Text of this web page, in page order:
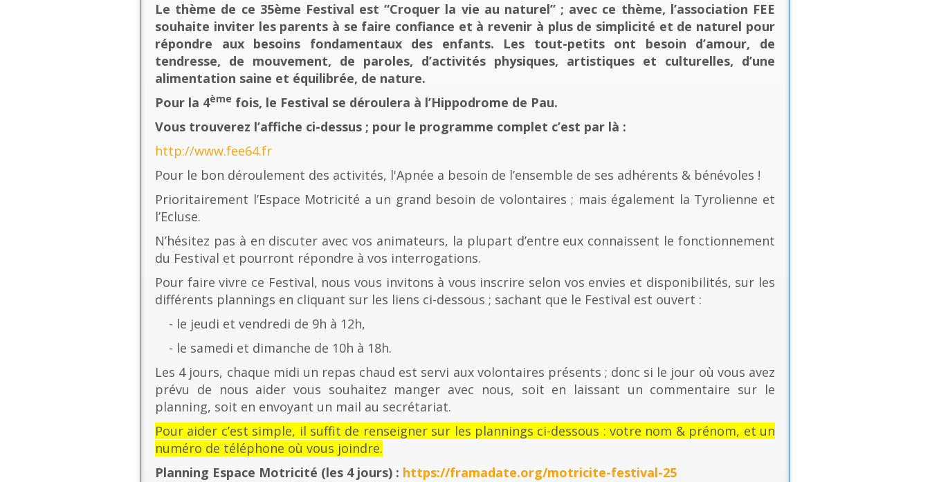
Le thème de ce 35ème Festival est “Croquer la vie au naturel” ; avec ce thème, l’association FEE
souhaite inviter les parents à se faire confiance et à revenir à plus de simplicité et de naturel pour
répondre aux besoins fondamentaux des enfants. Les tout-petits ont besoin d’amour, de
tendresse, de mouvement, de paroles, d’activités physiques, artistiques et culturelles, d’une
alimentation saine et équilibrée, de nature.
Pour la 4ème fois, le Festival se déroulera à l’Hippodrome de Pau.
Vous trouverez l’affiche ci-dessus ; pour le programme complet c’est par là :
http://www.fee64.fr
Pour le bon déroulement des activités, l'Apnée a besoin de l’ensemble de ses adhérents & bénévoles !
Prioritairement l’Espace Motricité a un grand besoin de volontaires ; mais également la Tyrolienne et
l’Ecluse.
N’hésitez pas à en discuter avec vos animateurs, la plupart d’entre eux connaissent le fonctionnement
du Festival et pourront répondre à vos interrogations.
Pour faire vivre ce Festival, nous vous invitons à vous inscrire selon vos envies et disponibilités, sur les
différents plannings en cliquant sur les liens ci-dessous ; sachant que le Festival est ouvert :
- le jeudi et vendredi de 9h à 12h,
- le samedi et dimanche de 10h à 18h.
Les 4 jours, chaque midi un repas chaud est servi aux volontaires présents ; donc si le jour où vous avez
prévu de nous aider vous souhaitez manger avec nous, soit en laissant un commentaire sur le
planning, soit en envoyant un mail au secrétariat.
Pour aider c’est simple, il suffit de renseigner sur les plannings ci-dessous : votre nom & prénom, et un
numéro de téléphone où vous joindre.
Planning Espace Motricité (les 4 jours) : https://framadate.org/motricite-festival-25